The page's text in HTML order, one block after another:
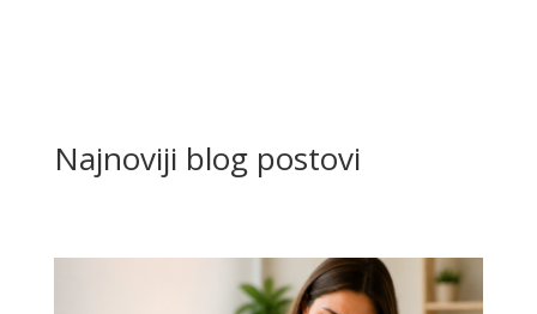
Najnoviji blog postovi